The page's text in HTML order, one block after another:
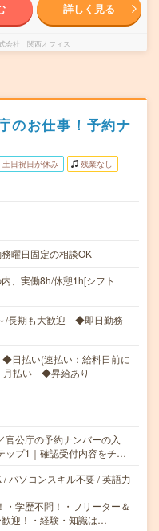
詳しく見る
会社 関西オフィス
のお仕事！予約ナ
土日祝日が休み 残業なし
曜日固定の相談OK
、実働8h/休憩1h[シフト
/長期も大歓迎 ◆即日勤務
払い(速払い：給料日前に
月払い ◆昇給あり
公庁の予約ナンバーの入
ップ1｜確認受付内容をチ…
パソコンスキル不要 / 英語力
学歴不問！・フリーター＆
迎！・経験・知識は…